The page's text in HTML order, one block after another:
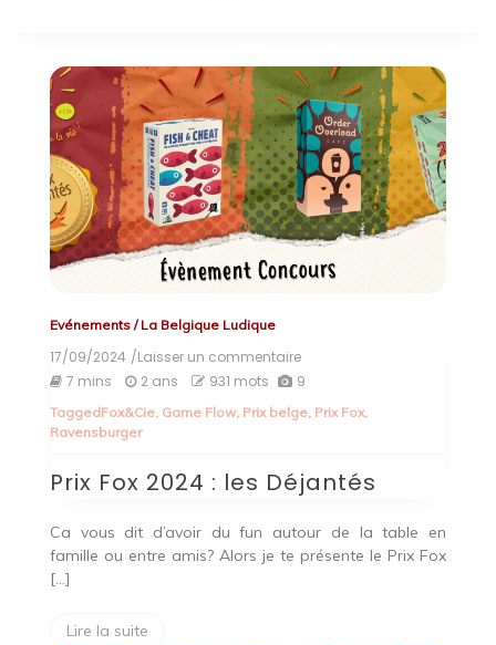
Evénements/La Belgique Ludique
17/09/2024 /Laisser un commentaireon
Prix
2024
Déjantés
7 mins 2 ans 931 mots 9
TaggedFox&Cie, Game Flow, Prix belge, Prix Fox,
Ravensburger
Prix Fox 2024 : les Déjantés
Ca vous dit d’avoir du fun autour de la table en
famille ou entre amis? Alors je te présente le Prix Fox
[…]
Lire la suite